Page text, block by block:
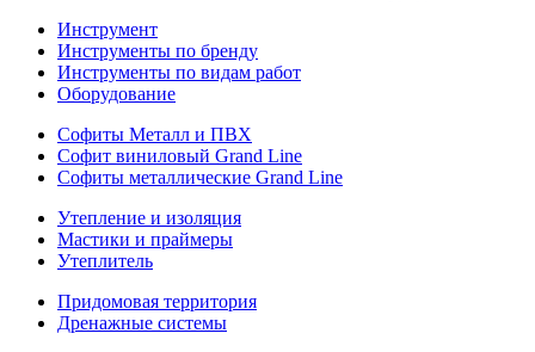
Инструмент
Инструменты по бренду
Инструменты по видам работ
Оборудование
Софиты Металл и ПВХ
Софит виниловый Grand Line
Софиты металлические Grand Line
Утепление и изоляция
Мастики и праймеры
Утеплитель
Придомовая территория
Дренажные системы